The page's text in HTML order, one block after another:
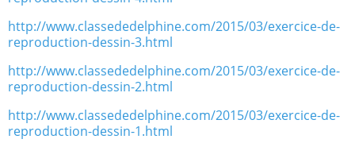
http://www.classededelphine.com/2015/03/exercice-de-
reproduction-dessin-3.html
http://www.classededelphine.com/2015/03/exercice-de-
reproduction-dessin-2.html
http://www.classededelphine.com/2015/03/exercice-de-
reproduction-dessin-1.html